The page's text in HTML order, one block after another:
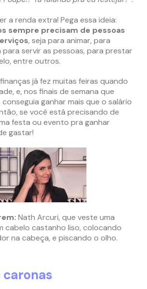
a renda extra! Pega essa ideia:
sempre precisam de pessoas
, seja para animar, para
para servir as pessoas, para prestar
entre outros.
já fez muitas feiras quando
e, nos finais de semana que
ganhar mais que o salário
se você está precisando de
festa ou evento pra ganhar
gastar!
Nath Arcuri, que veste uma
cabelo castanho liso, colocando
na cabeça, e piscando o olho.
caronas